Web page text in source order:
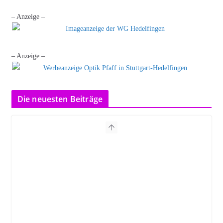
– Anzeige –
– Anzeige –
Die neuesten Beiträge